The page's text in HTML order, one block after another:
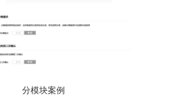
分模块案例